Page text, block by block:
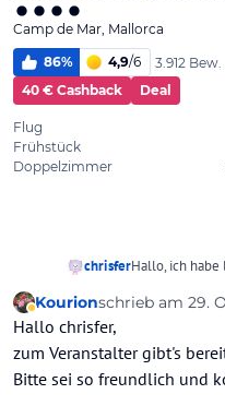
chrisferHallo, ich habe
angegebenen
In meinem
eine
Abwesend
Kourionschrieb am 29.
zuletzt editiert
Hallo chrisfer,
zum Veranstalter gibt's
Bitte sei so freundlich und